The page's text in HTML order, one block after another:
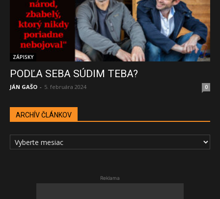
ZÁPISKY
PODĽA SEBA SÚDIM TEBA?
JÁN GAŠO - 5. februára 2024 0
ARCHÍV ČLÁNKOV
ARCHÍV
ČLÁNKOV
Reklama